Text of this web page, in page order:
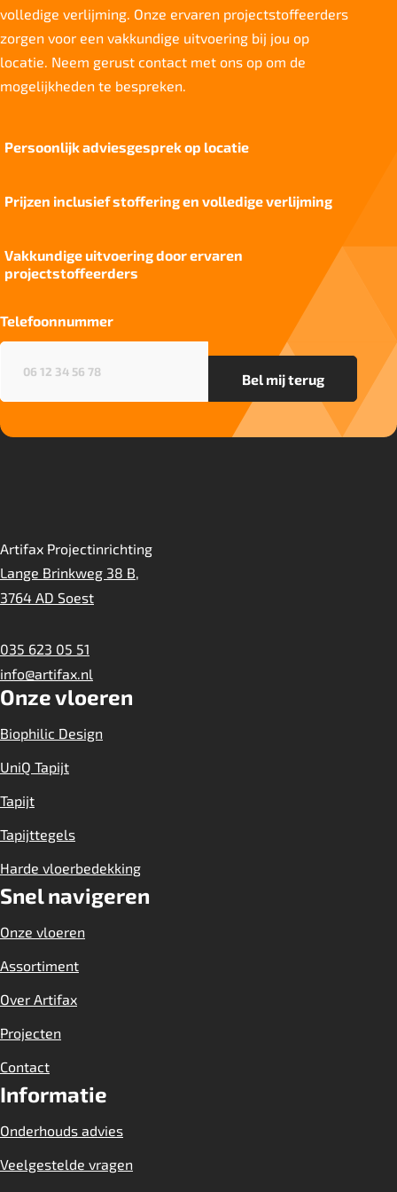
Project gebruik
sterk
volledige verlijming. Onze ervaren projectstoffeerders
zorgen voor een vakkundige uitvoering bij jou op
locatie. Neem gerust contact met ons op om de
mogelijkheden te bespreken.
Persoonlijk adviesgesprek op locatie
Prijzen inclusief stoffering en volledige verlijming
Vakkundige uitvoering door ervaren
projectstoffeerders
Telefoonnummer
Artifax Projectinrichting
Lange Brinkweg 38 B,
3764 AD Soest
035 623 05 51
info@artifax.nl
Onze vloeren
Biophilic Design
UniQ Tapijt
Tapijt
Tapijttegels
Harde vloerbedekking
Snel navigeren
Onze vloeren
Assortiment
Over Artifax
Projecten
Contact
Informatie
Onderhouds advies
Veelgestelde vragen